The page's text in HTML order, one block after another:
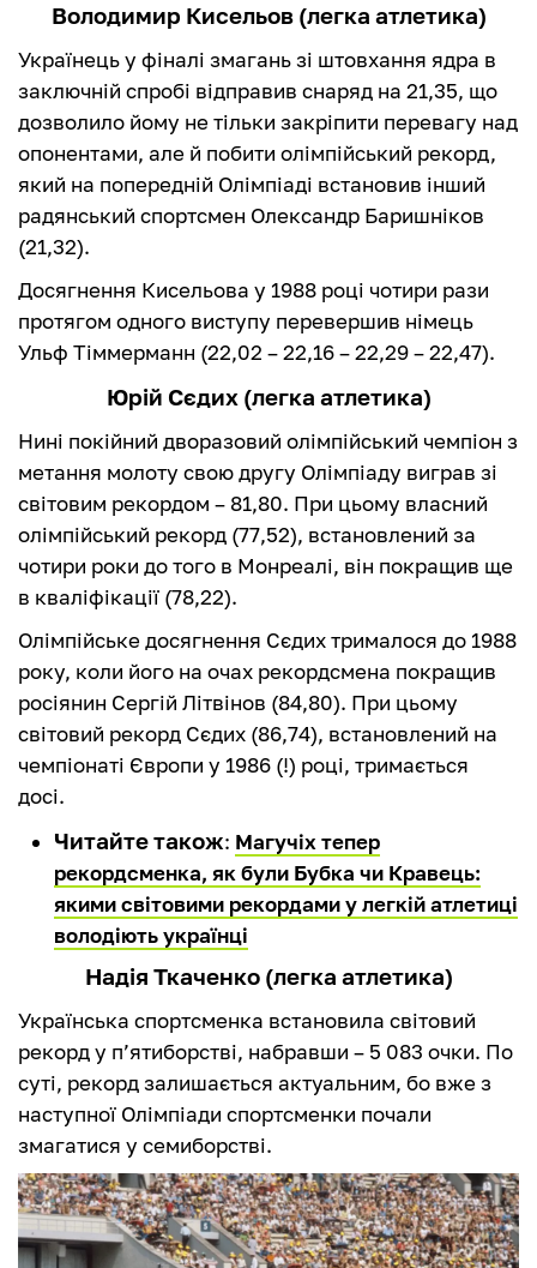
Володимир Кисельов (легка атлетика)
Українець у фіналі змагань зі штовхання ядра в
заключній спробі відправив снаряд на 21,35, що
дозволило йому не тільки закріпити перевагу над
опонентами, але й побити олімпійський рекорд,
який на попередній Олімпіаді встановив інший
радянський спортсмен Олександр Баришніков
(21,32).
Досягнення Кисельова у 1988 році чотири рази
протягом одного виступу перевершив німець
Ульф Тіммерманн (22,02 – 22,16 – 22,29 – 22,47).
Юрій Сєдих (легка атлетика)
Нині покійний дворазовий олімпійський чемпіон з
метання молоту свою другу Олімпіаду виграв зі
світовим рекордом – 81,80. При цьому власний
олімпійський рекорд (77,52), встановлений за
чотири роки до того в Монреалі, він покращив ще
в кваліфікації (78,22).
Олімпійське досягнення Сєдих трималося до 1988
року, коли його на очах рекордсмена покращив
росіянин Сергій Літвінов (84,80). При цьому
світовий рекорд Сєдих (86,74), встановлений на
чемпіонаті Європи у 1986 (!) році, тримається
досі.
Читайте також: Магучіх тепер
рекордсменка, як були Бубка чи Кравець:
якими світовими рекордами у легкій атлетиці
володіють українці
Надія Ткаченко (легка атлетика)
Українська спортсменка встановила світовий
рекорд у п’ятиборстві, набравши – 5 083 очки. По
суті, рекорд залишається актуальним, бо вже з
наступної Олімпіади спортсменки почали
змагатися у семиборстві.